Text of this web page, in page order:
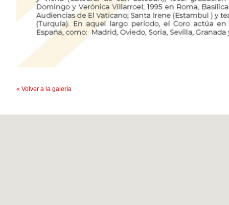
« Volver a la galería